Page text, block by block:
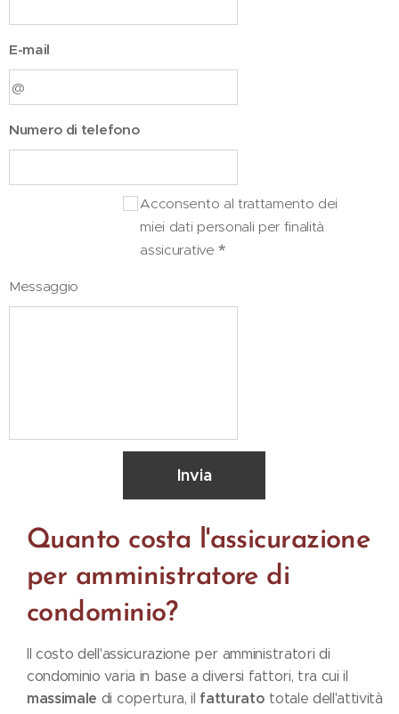
E-mail
Numero di telefono
Acconsento al trattamento dei
miei dati personali per finalità
assicurative
Messaggio
Invia
Quanto costa l'assicurazione
per amministratore di
condominio?
Il costo dell'assicurazione per amministratori di
condominio varia in base a diversi fattori, tra cui il
massimale di copertura, il fatturato totale dell'attività